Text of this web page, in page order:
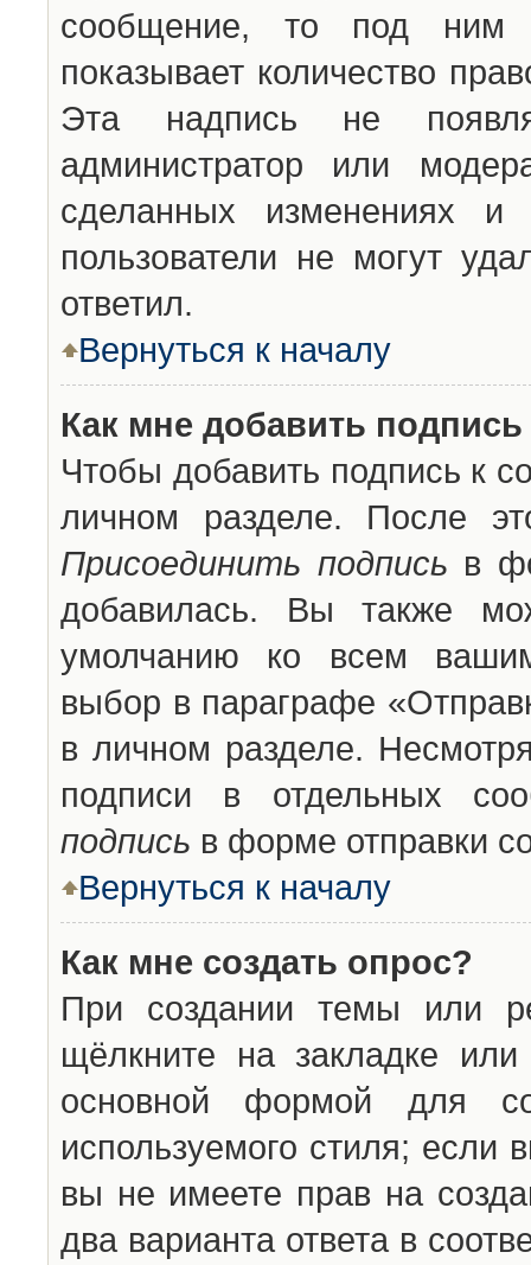
сообщение, то под ним
показывает количество
Эта надпись не
администратор или
сделанных изменениях
пользователи не могут
ответил.
Вернуться к началу
Как мне добавить
Чтобы добавить подпись к
личном разделе. После
Присоединить подпись в
добавилась. Вы также
умолчанию ко всем
выбор в параграфе
в личном разделе.
подписи в отдельных
подпись в форме отправки
Вернуться к началу
Как мне создать опрос?
При создании темы или
щёлкните на закладке
основной формой для
используемого стиля; если
вы не имеете прав на
два варианта ответа в